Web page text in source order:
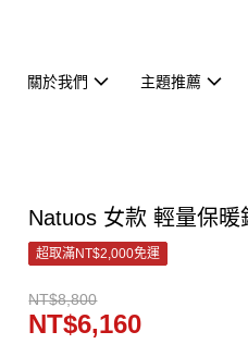
關於我們 主題推薦
Natuos 女款 輕量保
超取滿NT$2,000免運
NT$8,800
NT$6,160